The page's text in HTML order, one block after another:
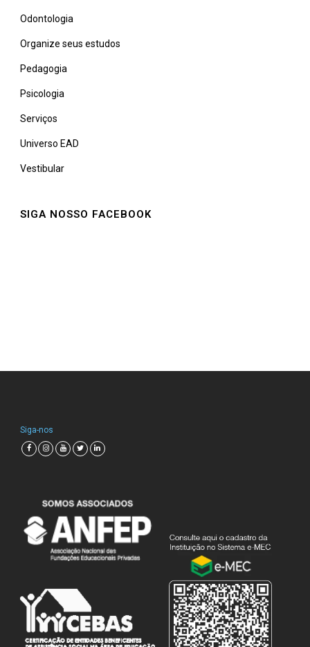
Odontologia
Organize seus estudos
Pedagogia
Psicologia
Serviços
Universo EAD
Vestibular
SIGA NOSSO FACEBOOK
Siga-nos